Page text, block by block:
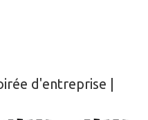
d'entreprise |